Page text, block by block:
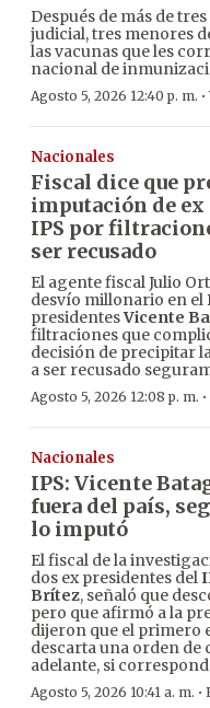
Después de más de
judicial, tres menores
las vacunas que les
nacional de
Agosto 5, 2026 12:40 p. m. ·
Nacionales
Fiscal dice que
imputación de
IPS por
ser recusado
El agente fiscal Julio
desvío millonario en el
presidentesVicente
filtraciones que
decisión de precipitar
a ser recusado
Agosto 5, 2026 12:08 p. m. ·
Nacionales
IPS: Vicente
fuera del país,
lo imputó
El fiscal de la
dos ex presidentes del
Brítez, señaló que
pero que afirmó a la
dijeron que el primero
descarta una orden
adelante, si
Agosto 5, 2026 10:41 a. m. ·